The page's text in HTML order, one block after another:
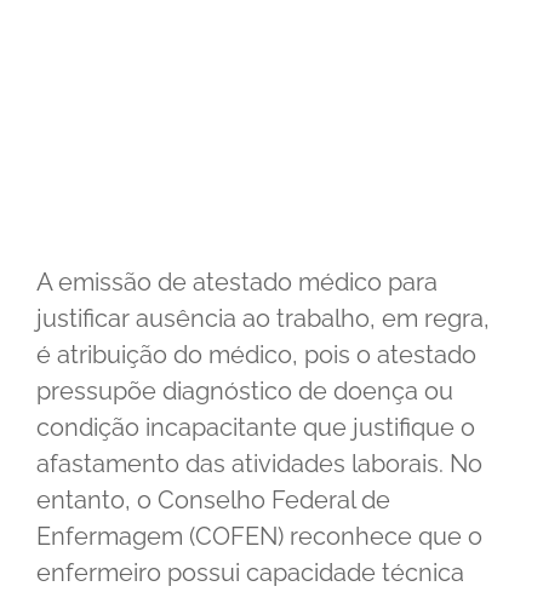
A emissão de atestado médico para
justificar ausência ao trabalho, em regra,
é atribuição do médico, pois o atestado
pressupõe diagnóstico de doença ou
condição incapacitante que justifique o
afastamento das atividades laborais. No
entanto, o Conselho Federal de
Enfermagem (COFEN) reconhece que o
enfermeiro possui capacidade técnica